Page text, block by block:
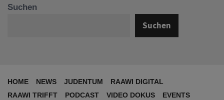
Suchen
Suchen
HOME NEWS JUDENTUM
RAAWI DIGITAL
RAAWI TRIFFT
PODCAST VIDEO DOKUS
EVENTS